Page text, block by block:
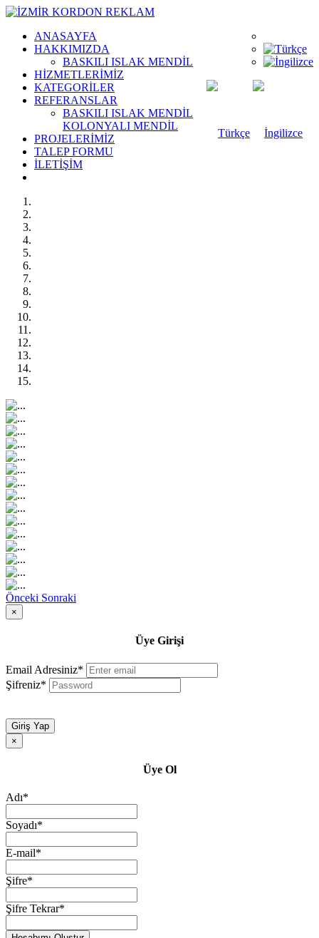
ANASAYFA
HAKKIMIZDA
BASKILI ISLAK MENDİL
HİZMETLERİMİZ
KATEGORİLER
REFERANSLAR
BASKILI ISLAK MENDİL
KOLONYALI MENDİL
PROJELERİMİZ
TALEP FORMU
İLETİŞİM
Önceki Sonraki
×
Üye Girişi
Email Adresiniz*
Şifreniz*
Giriş Yap
×
Üye Ol
Adı*
Soyadı*
E-mail*
Şifre*
Şifre Tekrar*